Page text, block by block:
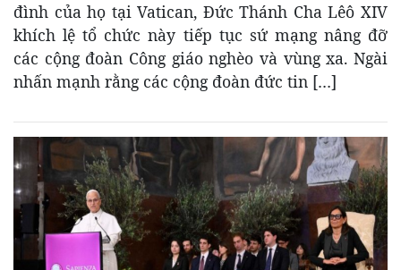
đình của họ tại Vatican, Đức Thánh Cha Lêô XIV
khích lệ tổ chức này tiếp tục sứ mạng nâng đỡ
các cộng đoàn Công giáo nghèo và vùng xa. Ngài
nhấn mạnh rằng các cộng đoàn đức tin […]